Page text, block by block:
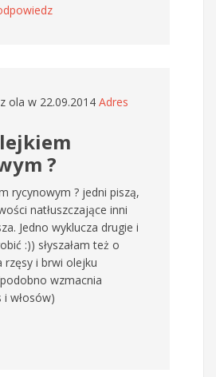
ola w 22.09.2014 Adres
?
rycynowym ? jedni piszą,
natłuszczające inni
Jedno wyklucza drugie i
:)) słyszałam też o
rzęsy i brwi olejku
wzmacnia
i włosów)